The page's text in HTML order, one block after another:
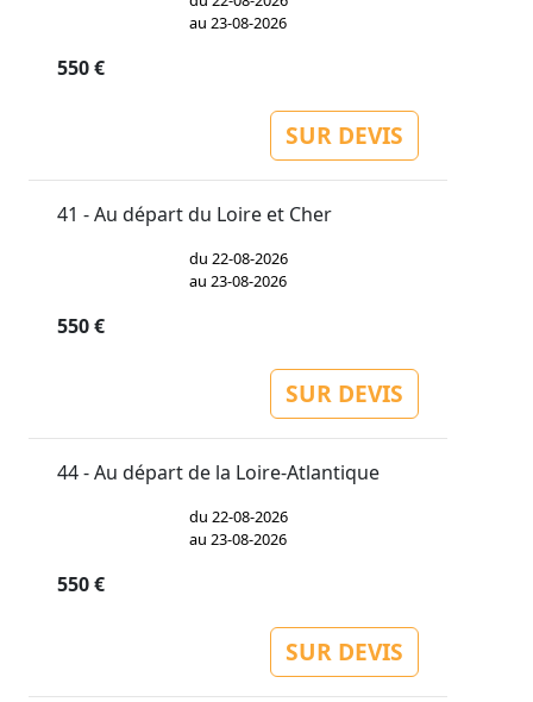
au 23-08-2026
550 €
SUR DEVIS
41 - Au départ du Loire et Cher
du 22-08-2026
au 23-08-2026
550 €
SUR DEVIS
44 - Au départ de la Loire-Atlantique
du 22-08-2026
au 23-08-2026
550 €
SUR DEVIS